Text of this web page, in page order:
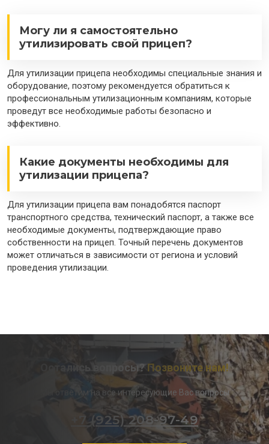
Могу ли я самостоятельно
утилизировать свой прицеп?
Для утилизации прицепа необходимы специальные знания и
оборудование, поэтому рекомендуется обратиться к
профессиональным утилизационным компаниям, которые
проведут все необходимые работы безопасно и
эффективно.
Какие документы необходимы для
утилизации прицепа?
Для утилизации прицепа вам понадобятся паспорт
транспортного средства, технический паспорт, а также все
необходимые документы, подтверждающие право
собственности на прицеп. Точный перечень документов
может отличаться в зависимости от региона и условий
проведения утилизации.
Остались вопросы? Позвоните нам!
Мы ответим на все интересующие Вас вопросы
+7 (925) 208-97-49